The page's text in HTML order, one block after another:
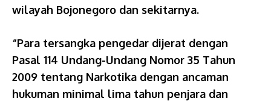
wilayah Bojonegoro dan sekitarnya.
“Para tersangka pengedar dijerat dengan
Pasal 114 Undang-Undang Nomor 35 Tahun
2009 tentang Narkotika dengan ancaman
hukuman minimal lima tahun penjara dan